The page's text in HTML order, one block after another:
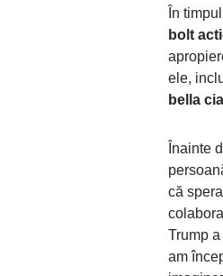
În
bolt
ele,
bella
Înainte
că
Trump
am